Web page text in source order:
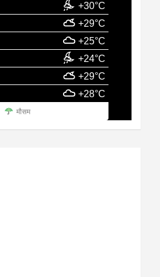
+30°C
+29°C
+25°C
+24°C
+29°C
+28°C
मौसम